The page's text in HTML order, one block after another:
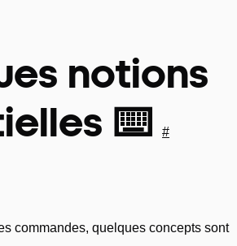
notions
⌨️
#
commandes, quelques concepts sont